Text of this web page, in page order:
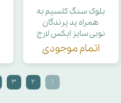
بلوک سنگ کلسیم به
همراه ید پرندگان
نوبی سایز ایکس لارج
اتمام موجودی
۱ ۲ ۳